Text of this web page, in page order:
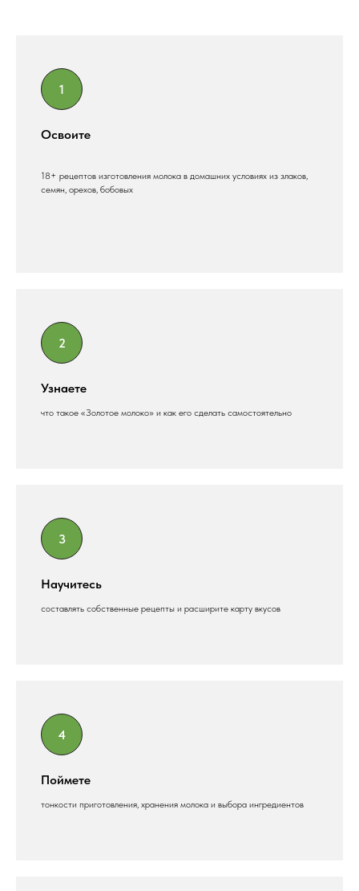
Освоите
18+ рецептов изготовления молока в домашних условиях из злаков,
семян, орехов, бобовых
Узнаете
что такое «Золотое молоко» и как его сделать самостоятельно
Научитесь
составлять собственные рецепты и расширите карту вкусов
Поймете
тонкости приготовления, хранения молока и выбора ингредиентов